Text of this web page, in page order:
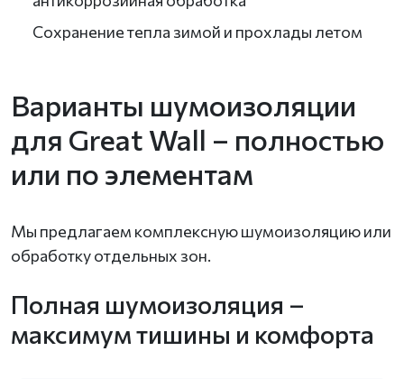
Сохранение тепла зимой и прохлады летом
Варианты шумоизоляции
для Great Wall – полностью
или по элементам
Мы предлагаем комплексную шумоизоляцию или
обработку отдельных зон.
Полная шумоизоляция –
максимум тишины и комфорта